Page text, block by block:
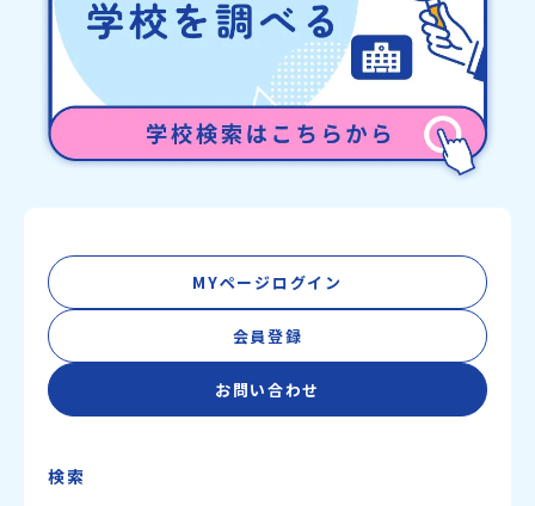
MYページログイン
会員登録
お問い合わせ
検索